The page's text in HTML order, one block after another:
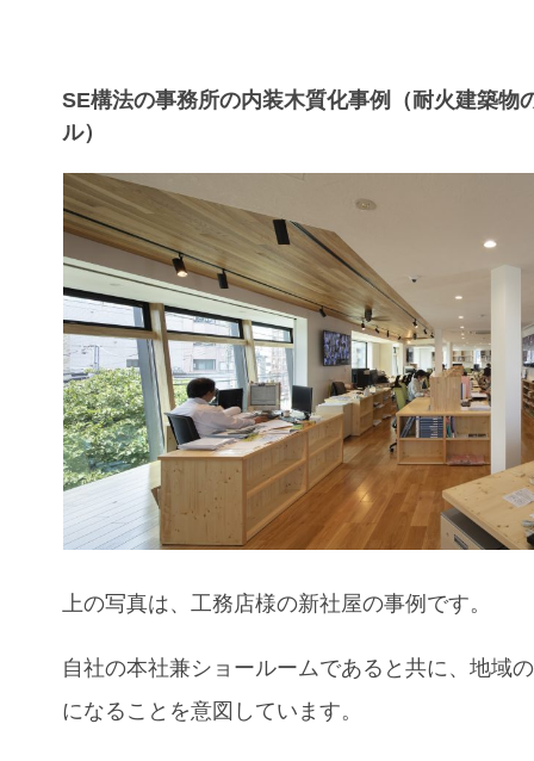
SE構法の事務所の内装木質化事例（耐火建築物
ル）
上の写真は、工務店様の新社屋の事例です。
自社の本社兼ショールームであると共に、地域
になることを意図しています。